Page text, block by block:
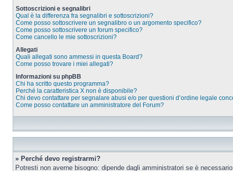
Sottoscrizioni e segnalibri
Qual è la differenza fra segnalibri e sottoscrizioni?
Come posso sottoscrivere un segnalibro o un argomento specifico?
Come posso sottoscrivere un forum specifico?
Come cancello le mie sottoscrizioni?
Allegati
Quali allegati sono ammessi in questa Board?
Come posso trovare i miei allegati?
Informazioni su phpBB
Chi ha scritto questo programma?
Perché la caratteristica X non è disponibile?
Chi devo contattare per segnalare abusi e/o per questioni d’ordine legale
Come posso contattare un amministratore del Forum?
» Perché devo registrarmi?
Potresti non averne bisogno: dipende dagli amministratori se è